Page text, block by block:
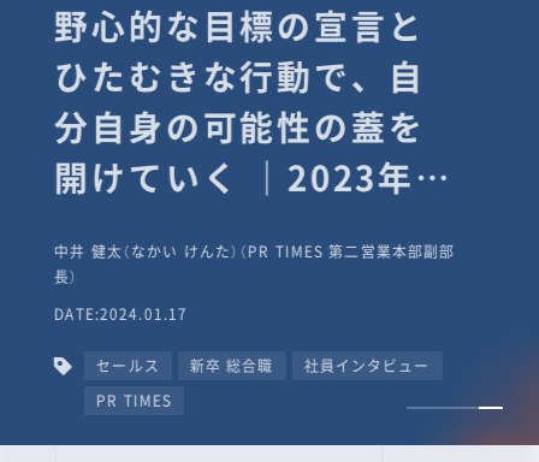
野心的な目標の宣言と
ひたむきな行動で、自
分自身の可能性の蓋を
開けていく ｜2023年度
タビュー #PR
TIMESな人たち
中井 健太（なかい けんた）（PR TIMES 第二営業本部副部
長）
DATE:2024.01.17
セールス 新卒 総合職
社員インタビュー
PR TIMES